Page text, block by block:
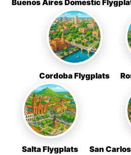
Buenos Aires Domestic
Cordoba Flygplats
Salta Flygplats San